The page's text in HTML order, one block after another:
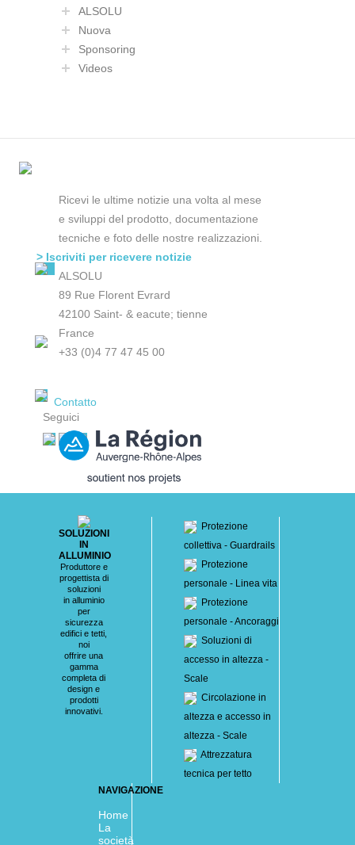
ALSOLU
Nuova
Sponsoring
Videos
Ricevi le ultime notizie una volta al mese
e sviluppi del prodotto, documentazione
tecniche e foto delle nostre realizzazioni.
> Iscriviti per ricevere notizie
ALSOLU
89 Rue Florent Evrard
42100 Saint- & eacute; tienne
France
+33 (0)4 77 47 45 00
Contatto
Seguici
SOLUZIONI
IN
ALLUMINIO
Produttore e
progettista di
soluzioni
in alluminio
per
sicurezza
edifici e tetti,
noi
offrire una
gamma
completa di
design e
prodotti
innovativi.
Protezione
collettiva - Guardrails
Protezione
personale - Linea vita
Protezione
personale - Ancoraggi
Soluzioni di
accesso in altezza -
Scale
Circolazione in
altezza e accesso in
altezza - Scale
Attrezzatura
tecnica per tetto
NAVIGAZIONE
Home
La
società